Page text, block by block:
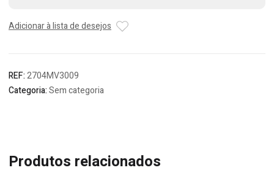
27,0mm
Adicionar à lista de desejos
REF:2704MV3009
Categoria:Sem categoria
Produtos relacionados